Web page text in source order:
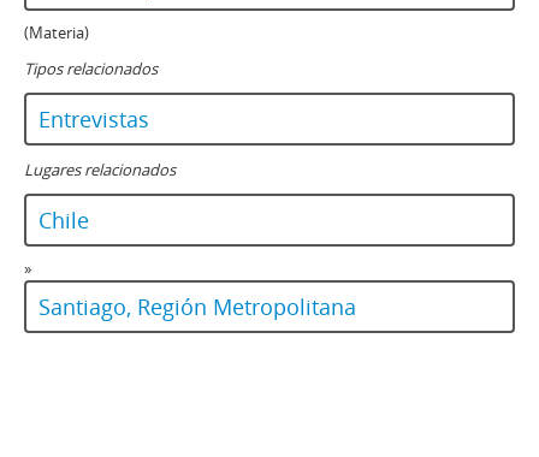
(Materia)
Tipos relacionados
Entrevistas
Lugares relacionados
Chile
»
Santiago, Región Metropolitana